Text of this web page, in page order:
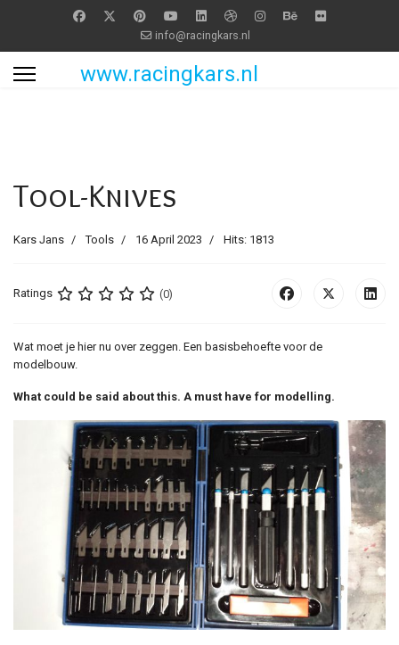
info@racingkars.nl
www.racingkars.nl
Tool-Knives
Kars Jans Tools 16 April 2023 Hits: 1813
Ratings (0)
Wat moet je hier nu over zeggen. Een basisbehoefte voor de
modelbouw.
What could be said about this. A must have for modelling.